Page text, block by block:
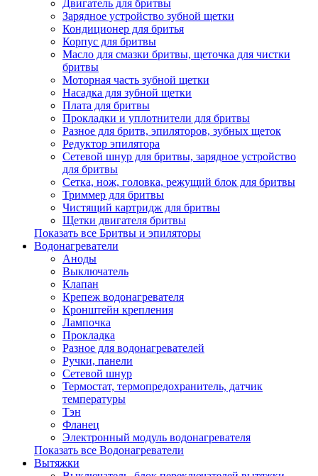
Двигатель для бритвы
Зарядное устройство зубной щетки
Кондиционер для бритья
Корпус для бритвы
Масло для смазки бритвы, щеточка для чистки
бритвы
Моторная часть зубной щетки
Насадка для зубной щетки
Плата для бритвы
Прокладки и уплотнители для бритвы
Разное для бритв, эпиляторов, зубных щеток
Редуктор эпилятора
Сетевой шнур для бритвы, зарядное устройство
для бритвы
Сетка, нож, головка, режущий блок для бритвы
Триммер для бритвы
Чистящий картридж для бритвы
Щетки двигателя бритвы
Показать все Бритвы и эпиляторы
Водонагреватели
Аноды
Выключатель
Клапан
Крепеж водонагревателя
Кронштейн крепления
Лампочка
Прокладка
Разное для водонагревателей
Ручки, панели
Сетевой шнур
Термостат, термопредохранитель, датчик
температуры
Тэн
Фланец
Электронный модуль водонагревателя
Показать все Водонагреватели
Вытяжки